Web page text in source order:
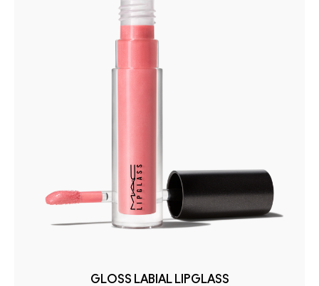
GLOSS LABIAL LIPGLASS